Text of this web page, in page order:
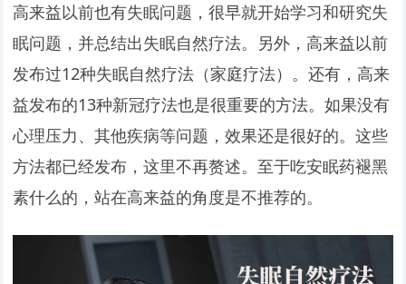
高来益以前也有失眠问题，很早就开始学习和研究失
眠问题，并总结出失眠自然疗法。另外，高来益以前
发布过12种失眠自然疗法（家庭疗法）。还有，高来
益发布的13种新冠疗法也是很重要的方法。如果没有
心理压力、其他疾病等问题，效果还是很好的。这些
方法都已经发布，这里不再赘述。至于吃安眠药褪黑
素什么的，站在高来益的角度是不推荐的。